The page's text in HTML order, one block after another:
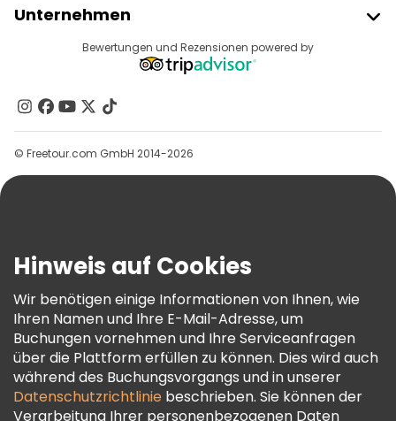
Anbieter-Anmeldung
Affiliate-Programm
Unternehmen
Reiseziele
Kontakt
Gruppen
Hilfe
AGB Und Rechtliches
Cookie-Richtlinie
Freetour Auszeichnungen
Treueprogramm
Bewertungen und Rezensionen powered by
© Freetour.com GmbH 2014-2026
Hinweis auf Cookies
Wir benötigen einige Informationen von Ihnen, wie
Ihren Namen und Ihre E-Mail-Adresse, um
Buchungen vornehmen und Ihre Serviceanfragen
über die Plattform erfüllen zu können. Dies wird auch
während des Buchungsvorgangs und in unserer
Datenschutzrichtlinie beschrieben. Sie können der
Verarbeitung Ihrer personenbezogenen Daten